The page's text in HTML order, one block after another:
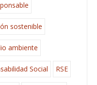
sostenible
ambiente
Social RSE